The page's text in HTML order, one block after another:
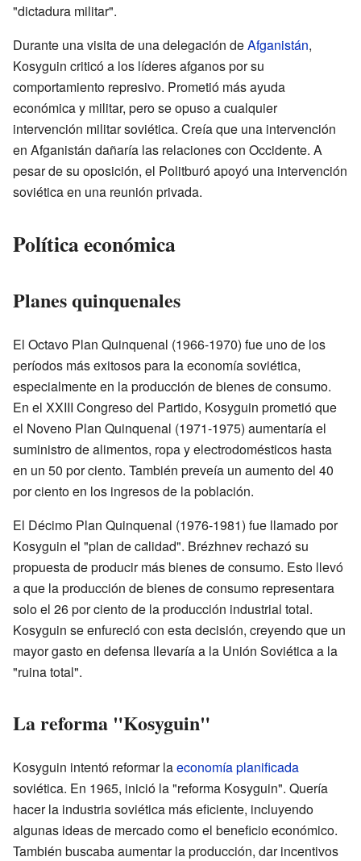
"dictadura militar".
Durante una visita de una delegación deAfganistán,
Kosyguin criticó a los líderes afganos por su
comportamiento represivo. Prometió más ayuda
económica y militar, pero se opuso a cualquier
intervención militar soviética. Creía que una intervención
en Afganistán dañaría las relaciones con Occidente. A
pesar de su oposición, el Politburó apoyó una intervención
soviética en una reunión privada.
Política económica
Planes quinquenales
El Octavo Plan Quinquenal (1966-1970) fue uno de los
períodos más exitosos para la economía soviética,
especialmente en la producción de bienes de consumo.
En el XXIII Congreso del Partido, Kosyguin prometió que
el Noveno Plan Quinquenal (1971-1975) aumentaría el
suministro de alimentos, ropa y electrodomésticos hasta
en un 50 por ciento. También preveía un aumento del 40
por ciento en los ingresos de la población.
El Décimo Plan Quinquenal (1976-1981) fue llamado por
Kosyguin el "plan de calidad". Brézhnev rechazó su
propuesta de producir más bienes de consumo. Esto llevó
a que la producción de bienes de consumo representara
solo el 26 por ciento de la producción industrial total.
Kosyguin se enfureció con esta decisión, creyendo que un
mayor gasto en defensa llevaría a la Unión Soviética a la
"ruina total".
La reforma "Kosyguin"
Kosyguin intentó reformar laeconomía planificada
soviética. En 1965, inició la "reforma Kosyguin". Quería
hacer la industria soviética más eficiente, incluyendo
algunas ideas de mercado como el beneficio económico.
También buscaba aumentar la producción, dar incentivos